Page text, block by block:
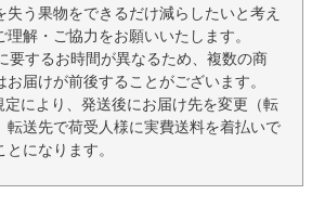
失う果物をできるだけ減らしたいと考え
解・ご協力をお願いいたします。
要するお時間が異なるため、複数の商
届けが前後することがございます。
により、発送後にお届け先を変更（転
転送先で荷受人様に実費送料を着払いで
になります。